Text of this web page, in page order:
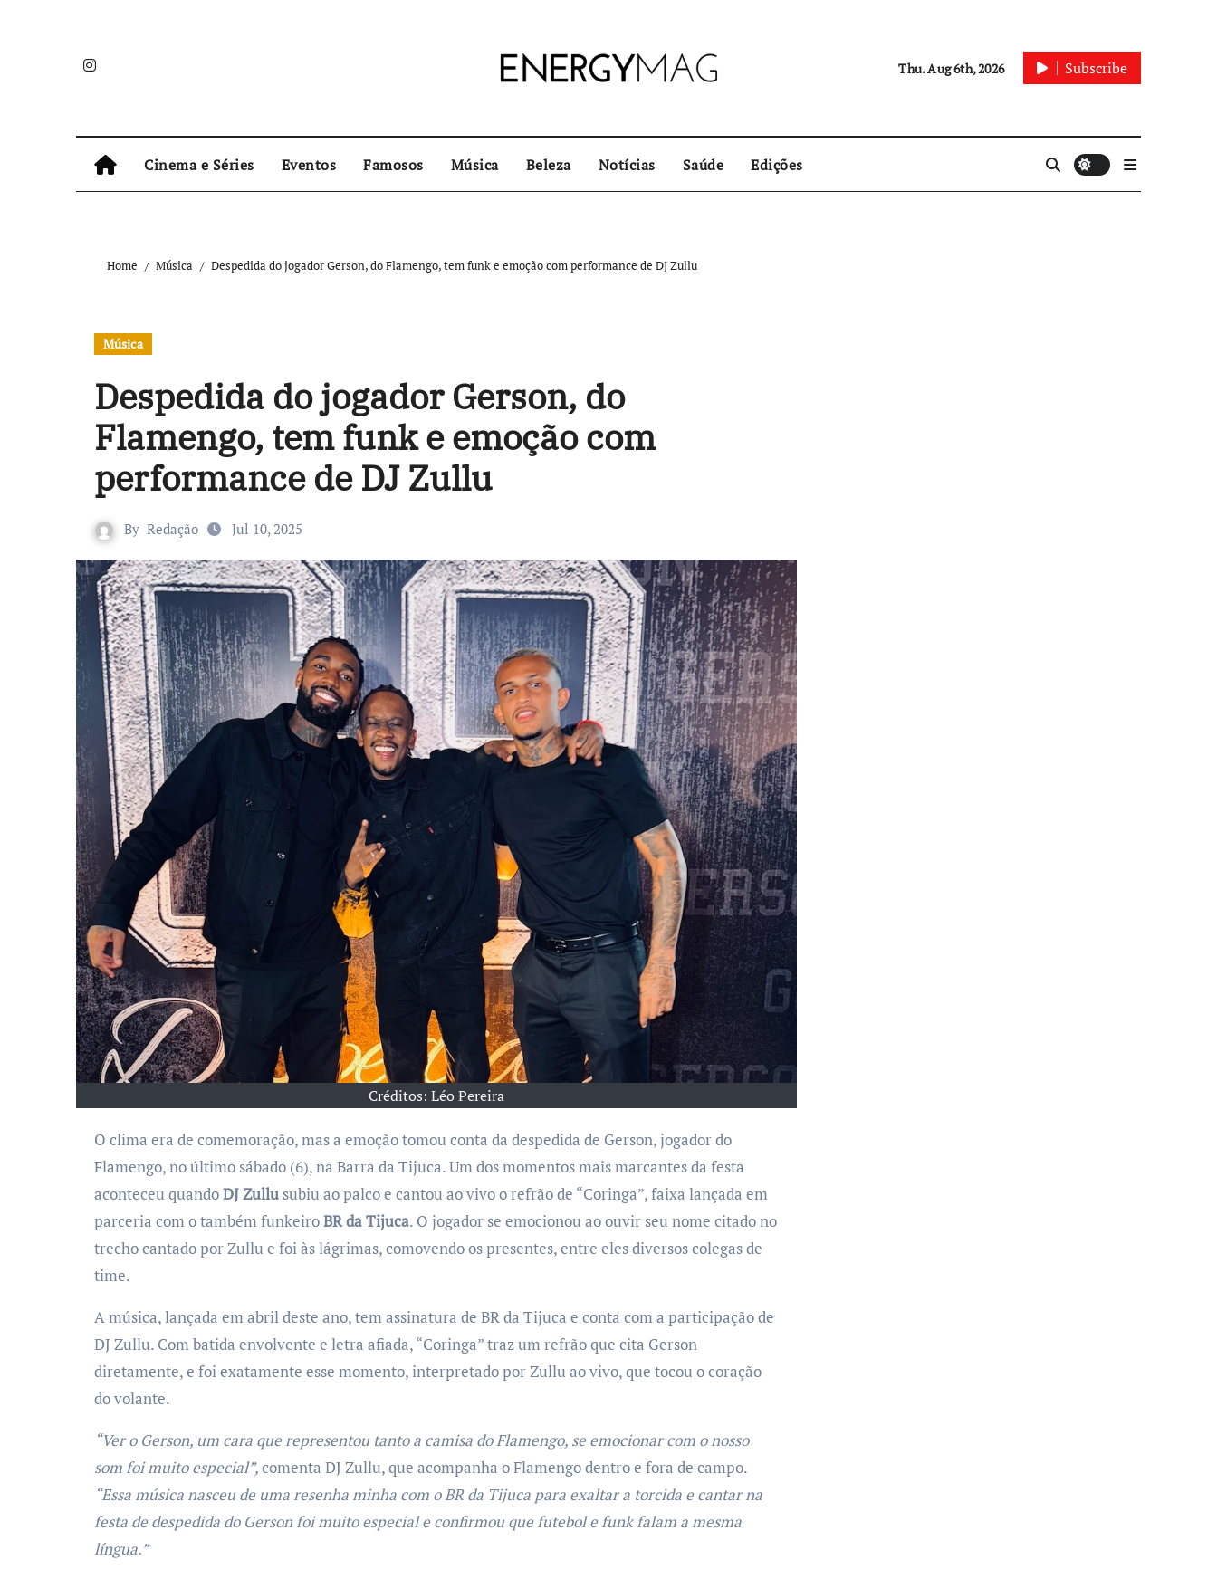
Thu. Aug 6th, 2026 Subscribe
Cinema e Séries Eventos Famosos Música Beleza Notícias Saúde Edições
Home Música Despedida do jogador Gerson, do Flamengo, tem funk e emoção com performance de DJ Zullu
Música
Despedida do jogador Gerson, do
Flamengo, tem funk e emoção com
performance de DJ Zullu
By Redação Jul 10, 2025
Créditos: Léo Pereira
O clima era de comemoração, mas a emoção tomou conta da despedida de Gerson, jogador do
Flamengo, no último sábado (6), na Barra da Tijuca. Um dos momentos mais marcantes da festa
aconteceu quandoDJ Zullu subiu ao palco e cantou ao vivo o refrão de “Coringa”, faixa lançada em
parceria com o também funkeiroBR da Tijuca. O jogador se emocionou ao ouvir seu nome citado no
trecho cantado por Zullu e foi às lágrimas, comovendo os presentes, entre eles diversos colegas de
time.
A música, lançada em abril deste ano, tem assinatura de BR da Tijuca e conta com a participação de
DJ Zullu. Com batida envolvente e letra afiada, “Coringa” traz um refrão que cita Gerson
diretamente, e foi exatamente esse momento, interpretado por Zullu ao vivo, que tocou o coração
do volante.
“Ver o Gerson, um cara que representou tanto a camisa do Flamengo, se emocionar com o nosso
som foi muito especial”,comenta DJ Zullu, que acompanha o Flamengo dentro e fora de campo.
“Essa música nasceu de uma resenha minha com o BR da Tijuca para exaltar a torcida e cantar na
festa de despedida do Gerson foi muito especial e confirmou que futebol e funk falam a mesma
língua.”